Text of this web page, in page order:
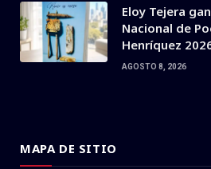
Eloy Tejera
Nacional de
Henríquez
AGOSTO 8, 2026
MAPA DE SITIO